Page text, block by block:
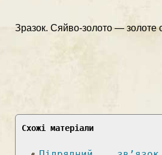
Зразок. Сяйво-золото — золоте
Схожі матеріали